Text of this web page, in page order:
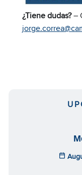
¿Tiene dudas?–